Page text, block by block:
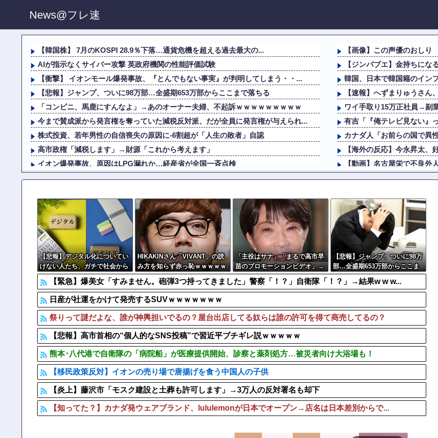
News@フレ速
【韓国株】 7月のKOSPI 28.9％下落…通貨危機を超える過去最大の...
AIが指示なくサイバー攻撃 英政府機関の性能評価試験
【衝撃】 イオンモール爆発事故、『とんでもない事実』が判明してしまう・・...
【悲報】ジャンプ、ついに98万部…全盛期653万部からここまで落ちる
「コンビニ、馬鹿にすんなよ」→あのオーナー夫婦、不起訴ｗｗｗｗｗｗｗｗｗ
今まで賛成派から発言権を奪っていた減税反対派、だが全員に発言権が与えられ...
株式投資、若年男性の自信喪失の原因に-6割超が「人生の敗者」自認
高市政権「減税します」→財源「これから考えます」
イオン爆発事故、原因はLPG漏れか…経産省が全国一斉点検
株式投資、若年男性の自信喪失の原因に-6割超が「人生の敗者」自認
【衝撃】 NHK、ようやく気づくｗｗｗｗｗｗｗｗｗ
【画像】 日産が社運をかけて発売するSUVｗｗｗｗｗｗｗ
玉川徹氏、包丁男に発砲した警官の行動について「死刑にならない犯罪を警察官...
【画像】この声優のおしり
【ジンバブエ】金持ちにな
韓国、日本で韓国籍のイン
【速報】へずまりゅうさ
ワイ手取り15万正社員→副
有吉「『俺テレビ見ない』
カナダ人「お前らの国で異
【海外の反応】今永昇太、
【動画】名古屋栄で不良外
【動画】サッカーの試合中
【画像】NHKさん、可愛す
【動画】アメリカ人なら絶
道の駅に野菜や果物出荷し
【動画】グラドル山田あい
【悲報】デジタル化についてい
けない人たち、ガチで社会から
取り残され始める
HIKAKINさん「VIVANT」の読
み方を知らず赤っ恥ｗｗｗｗｗ
ｗｗ
「主役はサナ」「まるで高市早
苗のプロモーションビデオ」→
BGM付き被災地視察動画に批判
殺到
【悲報】ジャンプ、ついに98万
部…全盛期653万部からここま
で落ちる
【緊急】爆美女「すみません。砲弾3つ持ってきました」警察「！？」自衛隊「！？」→結果w w w...
日産が社運をかけて発売するSUVｗｗｗｗｗｗｗ
祭りって謎だよな、誰が神輿担いでるの？屋台出店してる奴らは誰の許可を得て商売してるの？
【悲報】高市首相の“個人的なSNS投稿”で習近平ブチギレ説ｗｗｗｗｗ
熊本･八代港で自衛隊の「病院船」が医療提供開始、診察と薬剤処方…被災者向け大浴場も！
【移民政策反対】イオンの売り場で唐揚げを食う中国人の子供
【炎上】藤沢市「モスク建設と土葬も許可します」→3万人の反対署名も却下
【知ってた？】カナダ発ウェアブランド、lululemonが日本でオープン→店名は日本差別からで...